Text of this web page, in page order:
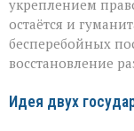
укреплением
остаётся и
бесперебойных
восстановление
Идея двух